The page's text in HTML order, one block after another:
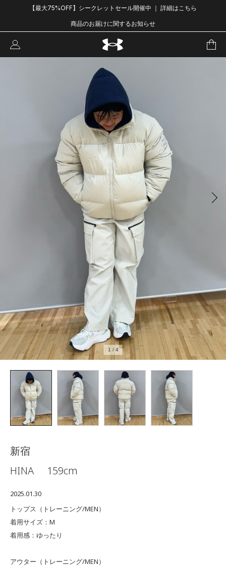
【最大75%OFF】シークレットセール開催中 ｜ 詳細はこちら
商品のお届けに関するお知らせ
1 / 4
新宿
HINA
159cm
2025.01.30
トップス（トレーニング/MEN）
着用サイズ：M
着用感：ゆったり
アウター（トレーニング/MEN）